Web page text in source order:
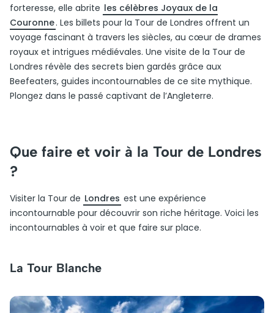
forteresse, elle abrite les célèbres Joyaux de la
Couronne. Les billets pour la Tour de Londres offrent un
voyage fascinant à travers les siècles, au cœur de drames
royaux et intrigues médiévales. Une visite de la Tour de
Londres révèle des secrets bien gardés grâce aux
Beefeaters, guides incontournables de ce site mythique.
Plongez dans le passé captivant de l’Angleterre.
Que faire et voir à la Tour de Londres
?
Visiter la Tour de Londres est une expérience
incontournable pour découvrir son riche héritage. Voici les
incontournables à voir et que faire sur place.
La Tour Blanche